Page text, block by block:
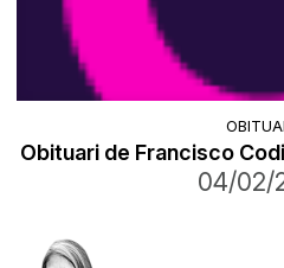
Obituari de Francisco
04/02/